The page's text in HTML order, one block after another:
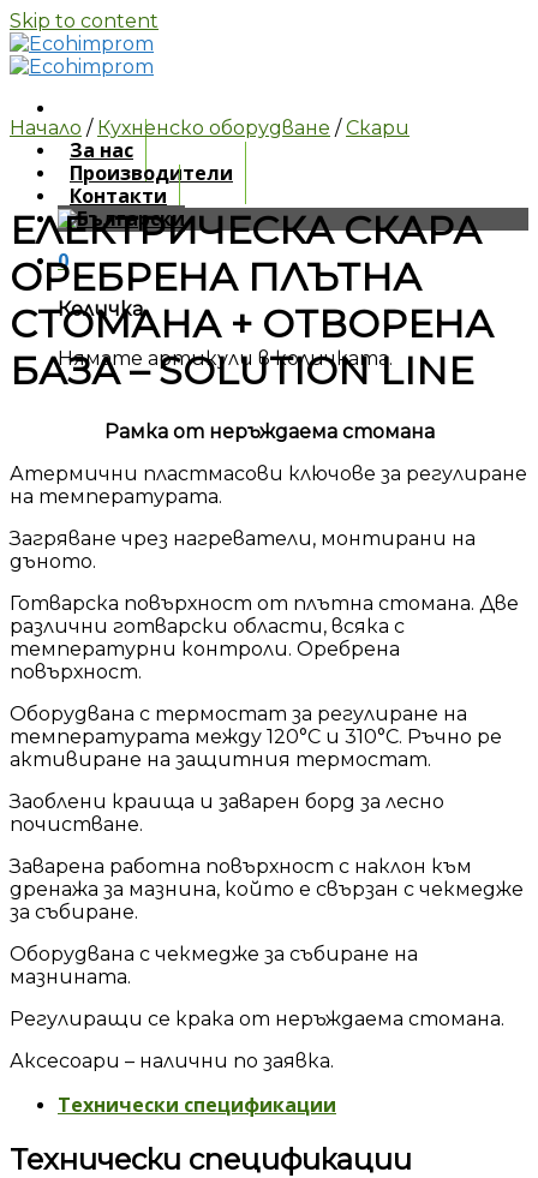
Skip to content
За нас
Производители
Контакти
0
Количка
Нямате артикули в количката.
Начало / Кухненско оборудване / Скари
ЕЛЕКТРИЧЕСКА СКАРА
ОРЕБРЕНА ПЛЪТНА
СТОМАНА + ОТВОРЕНА
БАЗА – SOLUTION LINE
Рамка от неръждаема стомана
Атермични пластмасови ключове за регулиране
на температурата.
Загряване чрез нагреватели, монтирани на
дъното.
Готварска повърхност от плътна стомана. Две
различни готварски области, всяка с
температурни контроли. Оребрена
повърхност.
Оборудвана с термостат за регулиране на
температурата между 120°C и 310°C. Ръчно ре
активиране на защитния термостат.
Заоблени краища и заварен борд за лесно
почистване.
Заварена работна повърхност с наклон към
дренажа за мазнина, който е свързан с чекмедже
за събиране.
Оборудвана с чекмедже за събиране на
мазнината.
Регулиращи се крака от неръждаема стомана.
Аксесоари – налични по заявка.
Технически спецификации
Технически спецификации